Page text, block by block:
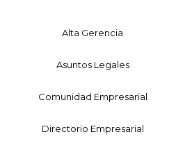
Alta Gerencia
Asuntos Legales
Comunidad Empresarial
Directorio Empresarial